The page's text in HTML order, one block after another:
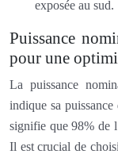
exposée au sud.
Puissance
pour une
La puissance
indique sa
signifie que 98% de
Il est crucial de